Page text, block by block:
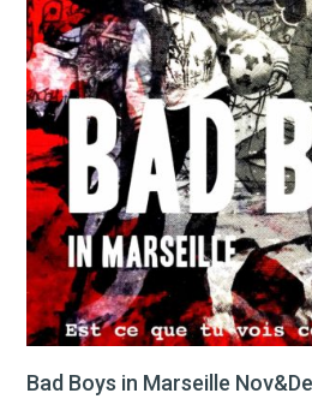
Bad Boys in Marseille